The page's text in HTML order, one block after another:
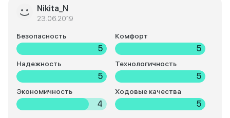
Nikita_N
23.06.2019
Безопасность
5
Комфорт
5
Надежность
5
Технологичность
5
Экономичность
4
Ходовые качества
5